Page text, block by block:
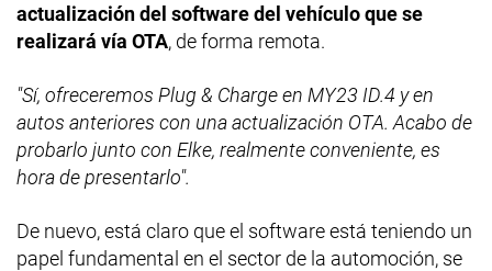
actualización del software del vehículo que se
realizará vía OTA, de forma remota.
"Sí, ofreceremos Plug & Charge en MY23 ID.4 y en
autos anteriores con una actualización OTA. Acabo de
probarlo junto con Elke, realmente conveniente, es
hora de presentarlo".
De nuevo, está claro que el software está teniendo un
papel fundamental en el sector de la automoción, se